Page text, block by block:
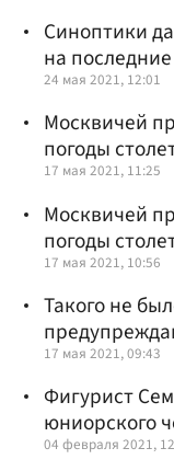
Синоптики
на
24 мая 2021, 12:01
Москвичей
погоды
17 мая 2021, 11:25
Москвичей
погоды
17 мая 2021, 10:56
Такого не
17 мая 2021, 09:43
Фигурист
юниорского
04 февраля 2021,